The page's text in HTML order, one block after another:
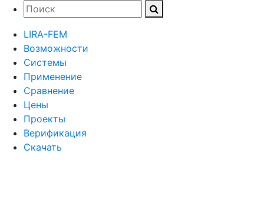
LIRA-FEM
Возможности
Cистемы
Применение
Сравнение
Цены
Проекты
Верификация
Скачать